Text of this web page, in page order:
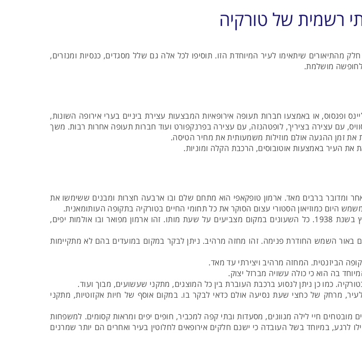
רשמית של טורקיה
מהתיאורים שיתאימו לעיר המיוחדת הזו. תוסיפו לכל אלה גם שלל מסגדים, כנסיות ומנזרים,
לחופשה מושלמת.
ופגסוס, או באמצעו חברות תעופה אירופאיות המבצעות עצירת ביניים בערי אירופה השונות,
עם עצירה בציריך, לופטהנזה, עם עצירה בפרנקפורט ועוד חברות תעופה אחרות רבות. משך
את זמן ההגעה אולם מוזילות משמעותית את מחיר הטיסה.
העיר באמצעות אוטובוסים, הרכבת הקלה ומוניות.
ומדובר ברבים מאד. ארמון טופקאפי הוא מתחם שלם ובו ארבעה חצרות ומבנים ששימשו את
כמוזיאון הסטורי עצום הסוקר את כל תחומי החיים בטורקיה בתקופה העותומאנית.
ארמון דולמברוצ'ה שימש את השליטים הטורקים ובו גם מת אטאטורק הנערץ בשנת 1938. כל השעונים במקום מצביעים על שעת מותו. זהו ארמון מפואר ובו אולמות יפים,
באור השמש החודרת פנימה. זהו מחזה מרהיב. ניתן לבקר במקום במועדים בהם לא מתקיימות
הביזנטית. המחזה מרהיב ויצירתי עד מאד.
בה הוא כי כולה עשויה מברזל יצוק.
כמו כן ניתן לנסוע ברכבת העוברת בין כל המוצגים, מתקני שעשועים, מבוך ועוד.
מרחק של כחצי שעת נסיעה אולם כדאי לבקר בו. במקום אוסף של חיות אקזוטיות, מתקני
מובטחים חיי לילה מגוונים, מסעדות ובתי קפה למכביר, חופים יפים ומראות קסומים. למשפחות
לרגע, במיוחד בשל העובדה כי ישנם חלקים אירופאים לחלוטין בעיר ואחרים הם יותר שמרנים